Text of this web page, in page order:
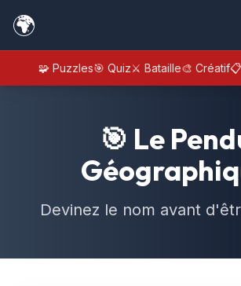
🌍
🧩 Puzzles🎯 Quiz⚔️ Bataille🎨 Créatif
🎯 Le
Devinez le nom avant